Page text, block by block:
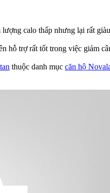
calo thấp nhưng lại rất
hỗ trợ rất tốt trong việc giảm
thuộc danh mục căn hộ